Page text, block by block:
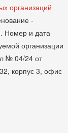
организаций
-
Номер и дата
организации
№ 04/24 от
корпус 3, офис